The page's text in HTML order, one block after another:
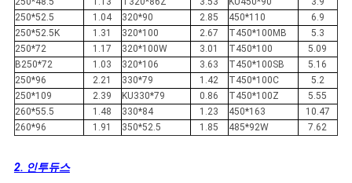
250*52.5
1.04 320*90 2.85 450*110
6.9
250*52.5K
1.31 320*100 2.67 T450*100MB
5.3
250*72
1.17 320*100W 3.01 T450*100
5.09
B250*72
1.03 320*106 3.63 T450*100SB
5.16
250*96
2.21 330*79 1.42 T450*100C
5.2
250*109
2.39 KU330*79 0.86 T450*100Z
5.55
260*55.5
1.48 330*84 1.23 450*163
10.47
260*96
1.91 350*52.5 1.85 485*92W 7.62
2. 인투듀스